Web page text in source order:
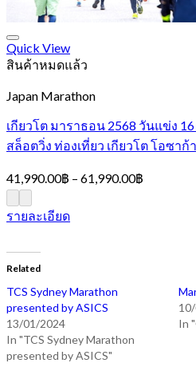
Quick View
สินค้าหมดแล้ว
Japan Marathon
เกียวโต มาราธอน 2568 วันแข่ง
สล็อตวิ่ง ท่องเที่ยว เกียวโต โอซาก้
41,990.00฿ – 61,990.00฿
รายละเอียด
Related
TCS Sydney Marathon
presented by ASICS
13/01/2024
In "TCS Sydney Marathon
presented by ASICS"
In